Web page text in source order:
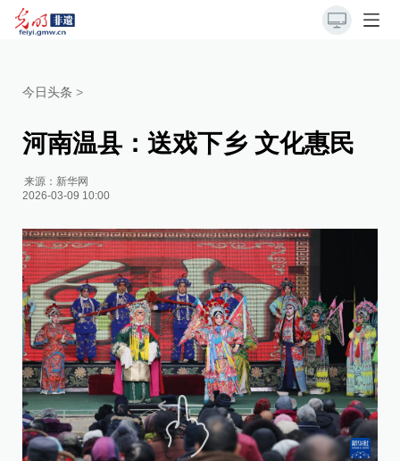
今日头条 >
河南温县：送戏下乡 文化惠民
来源： 新华网
2026-03-09 10:00